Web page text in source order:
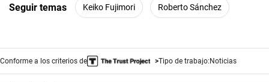
Seguir temas Keiko Fujimori Roberto Sánchez
Conforme a los criterios de Tipo de trabajo: Noticias